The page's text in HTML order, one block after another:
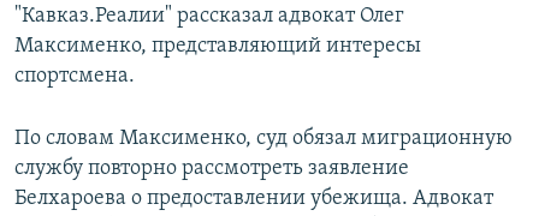
"Кавказ.Реалии" рассказал адвокат Олег
Максименко, представляющий интересы
спортсмена.
По словам Максименко, суд обязал миграционную
службу повторно рассмотреть заявление
Белхароева о предоставлении убежища. Адвокат